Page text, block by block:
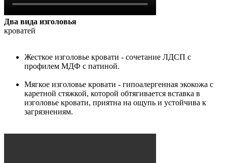
Два вида изголовья
кроватей
Жесткое изголовье кровати - сочетание ЛДСП с
профилем МДФ с патиной.
Мягкое изголовье кровати - гипоалергенная экокожа с
каретной стяжкой, которой обтягивается вставка в
изголовье кровати, приятна на ощупь и устойчива к
загрязнениям.